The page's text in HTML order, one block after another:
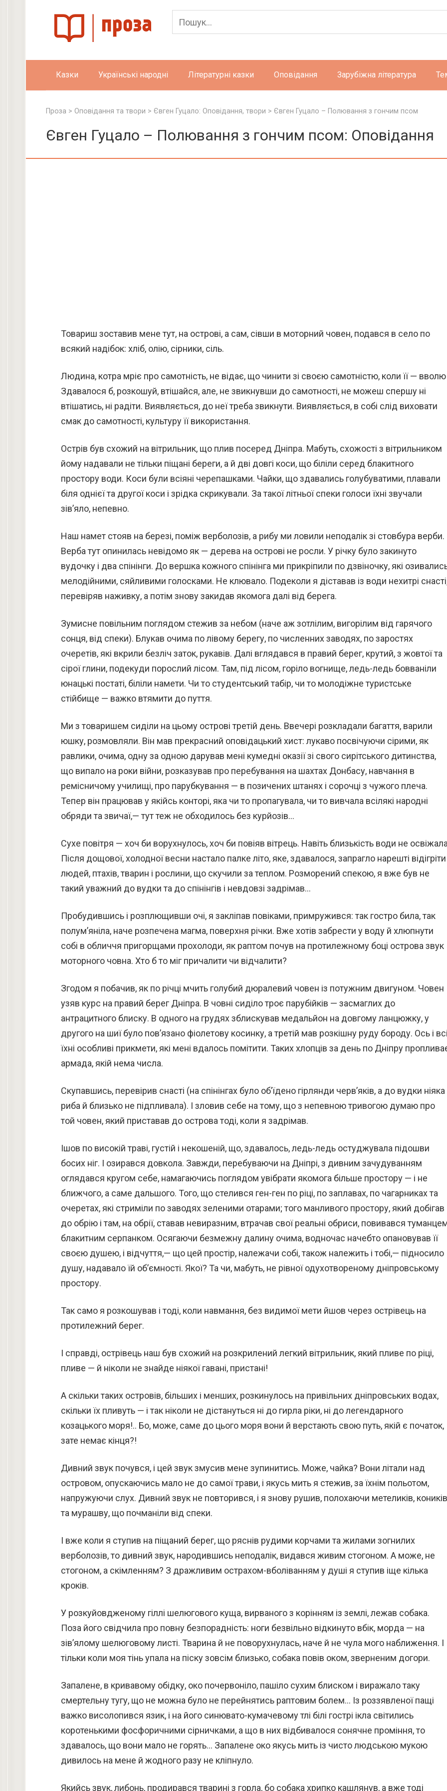
Казки Українські народні Літературні казки Оповідання Зарубіжна література
Проза > Оповідання та твори > Євген Гуцало: Оповідання, твори > Євген Гуцало – Полювання з гончим псом
Євген Гуцало – Полювання з гончим псом: Оповідання
Товариш зоставив мене тут, на острові, а сам, сівши в моторний човен, подався в село по
всякий надібок: хліб, олію, сірники, сіль.
Людина, котра мріє про самотність, не відає, що чинити зі своєю самотністю, коли її —
Здавалося б, розкошуй, втішайся, але, не звикнувши до самотності, не можеш спершу ні
втішатись, ні радіти. Виявляється, до неї треба звикнути. Виявляється, в собі слід виховати
смак до самотності, культуру її використання.
Острів був схожий на вітрильник, що плив посеред Дніпра. Мабуть, схожості з вітрильником
йому надавали не тільки піщані береги, а й дві довгі коси, що біліли серед блакитного
простору води. Коси були всіяні черепашками. Чайки, що здавались голубуватими, плавали
біля однієї та другої коси і зрідка скрикували. За такої літньої спеки голоси їхні звучали
зів’яло, непевно.
Наш намет стояв на березі, поміж верболозів, а рибу ми ловили неподалік зі стовбура верби.
Верба тут опинилась невідомо як — дерева на острові не росли. У річку було закинуто
вудочку і два спінінги. До вершка кожного спінінга ми прикріпили по дзвіночку, які
мелодійними, сяйливими голосками. Не клювало. Подеколи я діставав із води нехитрі
перевіряв наживку, а потім знову закидав якомога далі від берега.
Зумисне повільним поглядом стежив за небом (наче аж зотлілим, вигорілим від гарячого
сонця, від спеки). Блукав очима по лівому берегу, по численних заводях, по заростях
очеретів, які вкрили безліч заток, рукавів. Далі вглядався в правий берег, крутий, з жовтої та
сірої глини, подекуди порослий лісом. Там, під лісом, горіло вогнище, ледь-ледь бовваніли
юнацькі постаті, біліли намети. Чи то студентський табір, чи то молодіжне туристське
стійбище — важко втямити до пуття.
Ми з товаришем сиділи на цьому острові третій день. Ввечері розкладали багаття, варили
юшку, розмовляли. Він мав прекрасний оповідацький хист: лукаво посвічуючи сірими, як
равлики, очима, одну за одною дарував мені кумедні оказії зі свого сирітського дитинства,
що випало на роки війни, розказував про перебування на шахтах Донбасу, навчання в
ремісничому училищі, про парубкування — в позичених штанях і сорочці з чужого плеча.
Тепер він працював у якійсь конторі, яка чи то пропагувала, чи то вивчала всілякі народні
обряди та звичаї,— тут теж не обходилось без курйозів…
Сухе повітря — хоч би ворухнулось, хоч би повіяв вітрець. Навіть близькість води не
Після дощової, холодної весни настало палке літо, яке, здавалося, запрагло нарешті відігріти
людей, птахів, тварин і рослини, що скучили за теплом. Розморений спекою, я вже був не
такий уважний до вудки та до спінінгів і невдовзі задрімав…
Пробудившись і розплющивши очі, я закліпав повіками, примружився: так гостро била, так
полум’яніла, наче розпечена магма, поверхня річки. Вже хотів забрести у воду й хлюпнути
собі в обличчя пригорщами прохолоди, як раптом почув на протилежному боці острова звук
моторного човна. Хто б то міг причалити чи відчалити?
Згодом я побачив, як по річці мчить голубий дюралевий човен із потужним двигуном. Човен
узяв курс на правий берег Дніпра. В човні сиділо троє парубійків — засмаглих до
антрацитного блиску. В одного на грудях зблискував медальйон на довгому ланцюжку, у
другого на шиї було пов’язано фіолетову косинку, а третій мав розкішну руду бороду. Ось і
їхні особливі прикмети, які мені вдалось помітити. Таких хлопців за день по Дніпру
армада, якій нема числа.
Скупавшись, перевірив снасті (на спінінгах було об’їдено гірлянди черв’яків, а до вудки ніяка
риба й близько не підпливала). І зловив себе на тому, що з непевною тривогою думаю про
той човен, який приставав до острова тоді, коли я задрімав.
Ішов по високій траві, густій і некошеній, що, здавалось, ледь-ледь остуджувала підошви
босих ніг. І озирався довкола. Завжди, перебуваючи на Дніпрі, з дивним зачудуванням
оглядався кругом себе, намагаючись поглядом увібрати якомога більше простору — і не
ближчого, а саме дальшого. Того, що стелився ген-ген по ріці, по заплавах, по чагарниках та
очеретах, які стриміли по заводях зеленими отарами; того манливого простору, який добігав
до обрію і там, на обрії, ставав невиразним, втрачав свої реальні обриси, повивався
блакитним серпанком. Осягаючи безмежну далину очима, водночас начебто опановував її
своєю душею, і відчуття,— що цей простір, належачи собі, також належить і тобі,— підносило
душу, надавало їй об’ємності. Якої? Та чи, мабуть, не рівної одухотвореному дніпровському
простору.
Так само я розкошував і тоді, коли навмання, без видимої мети йшов через острівець на
протилежний берег.
І справді, острівець наш був схожий на розкрилений легкий вітрильник, який пливе по ріці,
пливе — й ніколи не знайде ніякої гавані, пристані!
А скільки таких островів, більших і менших, розкинулось на привільних дніпровських водах,
скільки їх пливуть — і так ніколи не дістануться ні до гирла ріки, ні до легендарного
козацького моря!.. Бо, може, саме до цього моря вони й верстають свою путь, якій є початок,
зате немає кінця?!
Дивний звук почувся, і цей звук змусив мене зупинитись. Може, чайка? Вони літали над
островом, опускаючись мало не до самої трави, і якусь мить я стежив, за їхнім польотом,
напружуючи слух. Дивний звук не повторився, і я знову рушив, полохаючи метеликів, коників
та мурашву, що почманіли від спеки.
І вже коли я ступив на піщаний берег, що ряснів рудими корчами та жилами зогнилих
верболозів, то дивний звук, народившись неподалік, видався живим стогоном. А може, не
стогоном, а скімленням? З дражливим острахом-вболіванням у душі я ступив іще кілька
кроків.
У розкуйовдженому гіллі шелюгового куща, вирваного з корінням із землі, лежав собака.
Поза його свідчила про повну безпорадність: ноги безвільно відкинуто вбік, морда — на
зів’ялому шелюговому листі. Тварина й не поворухнулась, наче й не чула мого наближення. І
тільки коли моя тінь упала на піску зовсім близько, собака повів оком, зверненим догори.
Запалене, в кривавому обідку, око почервоніло, пашіло сухим блиском і виражало таку
смертельну тугу, що не можна було не перейнятись раптовим болем… Із роззявленої пащі
важко висолопився язик, і на його синювато-кумачевому тлі білі гострі ікла світились
коротенькими фосфоричними сірничками, а що в них відбивалося сонячне проміння, то
здавалось, що вони мало не горять… Запалене око якусь мить із чисто людською мукою
дивилось на мене й жодного разу не кліпнуло.
Якийсь звук, либонь, продирався тварині з горла, бо собака хрипко кашлянув, а вже тоді